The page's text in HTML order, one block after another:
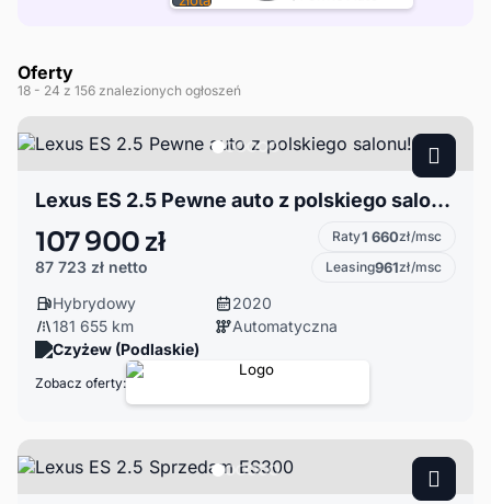
Oferty
18 - 24 z 156 znalezionych ogłoszeń
Lexus ES 2.5 Pewne auto z polskiego salonu!
107 900 zł
87 723 zł netto
Raty1 660zł/msc
Leasing961zł/msc
Hybrydowy
2020
181 655 km
Automatyczna
Czyżew (Podlaskie)
Zobacz oferty: